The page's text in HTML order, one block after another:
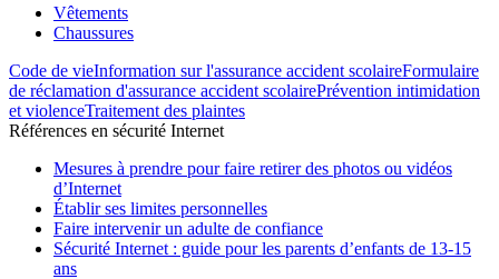
Vêtements
Chaussures
Code de vieInformation sur l'assurance accident scolaireFormulaire
de réclamation d'assurance accident scolairePrévention intimidation
et violenceTraitement des plaintes
Références en sécurité Internet
Mesures à prendre pour faire retirer des photos ou vidéos
d’Internet
Établir ses limites personnelles
Faire intervenir un adulte de confiance
Sécurité Internet : guide pour les parents d’enfants de 13-15
ans